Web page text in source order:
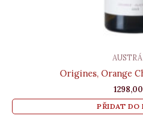
Origines, Orange
1298,00
PŘIDAT DO